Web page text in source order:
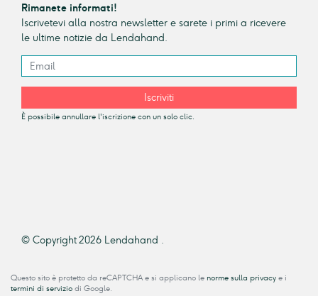
Rimanete informati!
Iscrivetevi alla nostra newsletter e sarete i primi a ricevere
le ultime notizie da Lendahand.
Iscriviti
È possibile annullare l'iscrizione con un solo clic.
© Copyright 2026 Lendahand .
Questo sito è protetto da reCAPTCHA e si applicano le norme sulla privacy e i
termini di servizio di Google.